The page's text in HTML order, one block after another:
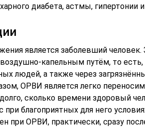
диабета, астмы, гипертонии
является заболевший
капельным путём, то
людей, а также через
ОРВИ является легко
сколько времени здоровый
благоприятных для него
при ОРВИ, практически, сразу